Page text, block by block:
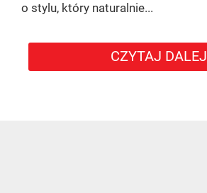
o stylu, który naturalnie...
CZYTAJ DALEJ